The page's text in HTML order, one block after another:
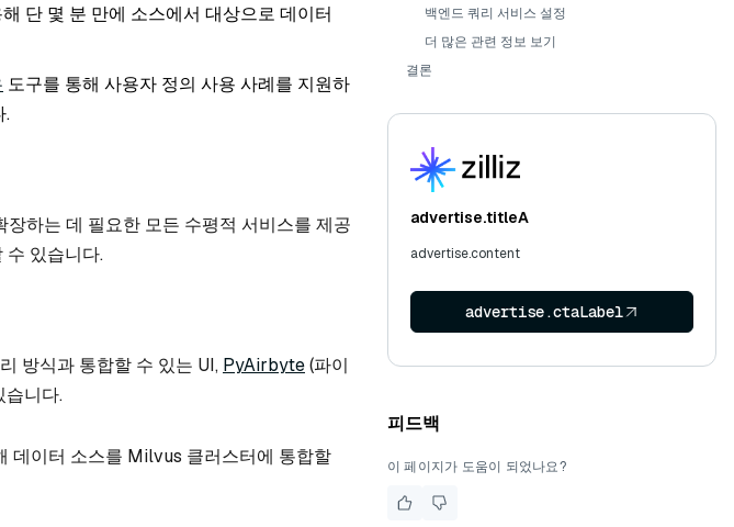
단 몇 분 만에 소스에서 대상으로 데이터
도구를 통해 사용자 정의 사용 사례를 지원하
.
하는 데 필요한 모든 수평적 서비스를 제공
수 있습니다.
방식과 통합할 수 있는 UI, PyAirbyte(파이
습니다.
데이터 소스를 Milvus 클러스터에 통합할
백엔드 쿼리 서비스 설정
더 많은 관련 정보 보기
결론
advertise.titleA
advertise.content
advertise.ctaLabel
피드백
이 페이지가 도움이 되었나요?